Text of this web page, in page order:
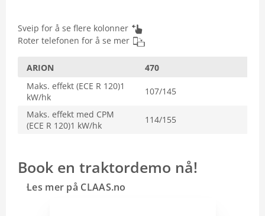
Sveip for å se flere kolonner
Roter telefonen for å se mer
ARION 470
Maks. effekt (ECE R 120)1
kW/hk
107/145
Maks. effekt med CPM
(ECE R 120)1 kW/hk
114/155
Book en traktordemo nå!
Les mer på CLAAS.no